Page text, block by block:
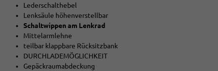
Lederschalthebel
Lenksäule höhenverstellbar
Schaltwippen am Lenkrad
Mittelarmlehne
teilbar klappbare Rücksitzbank
DURCHLADEMÖGLICHKEIT
Gepäckraumabdeckung